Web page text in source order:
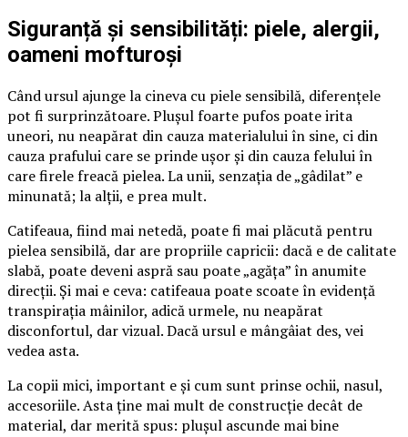
Siguranță și sensibilități: piele, alergii,
oameni mofturoși
Când ursul ajunge la cineva cu piele sensibilă, diferențele
pot fi surprinzătoare. Plușul foarte pufos poate irita
uneori, nu neapărat din cauza materialului în sine, ci din
cauza prafului care se prinde ușor și din cauza felului în
care firele freacă pielea. La unii, senzația de „gâdilat” e
minunată; la alții, e prea mult.
Catifeaua, fiind mai netedă, poate fi mai plăcută pentru
pielea sensibilă, dar are propriile capricii: dacă e de calitate
slabă, poate deveni aspră sau poate „agăța” în anumite
direcții. Și mai e ceva: catifeaua poate scoate în evidență
transpirația mâinilor, adică urmele, nu neapărat
disconfortul, dar vizual. Dacă ursul e mângâiat des, vei
vedea asta.
La copii mici, important e și cum sunt prinse ochii, nasul,
accesoriile. Asta ține mai mult de construcție decât de
material, dar merită spus: plușul ascunde mai bine